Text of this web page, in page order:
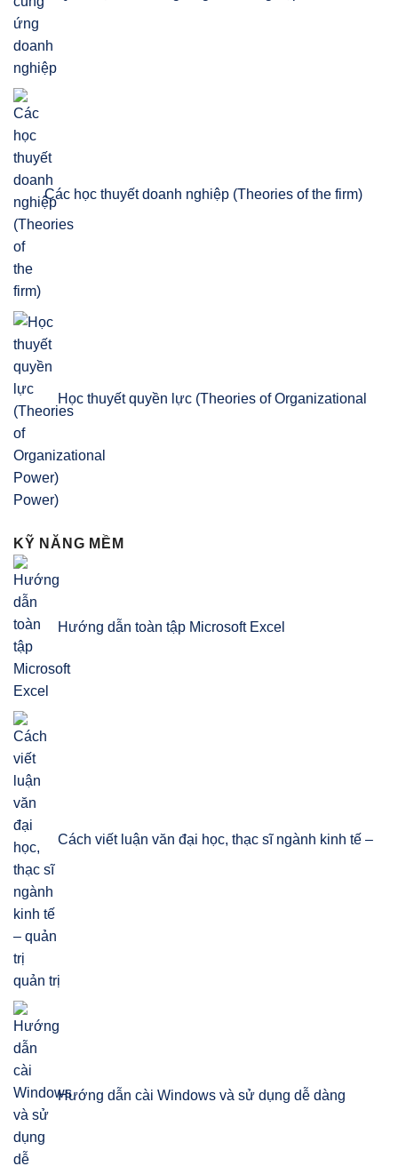
Các học thuyết doanh nghiệp (Theories of the firm)
Học thuyết quyền lực (Theories of Organizational
Power)
KỸ NĂNG MỀM
Hướng dẫn toàn tập Microsoft Excel
Cách viết luận văn đại học, thạc sĩ ngành kinh tế –
quản trị
Hướng dẫn cài Windows và sử dụng dễ dàng